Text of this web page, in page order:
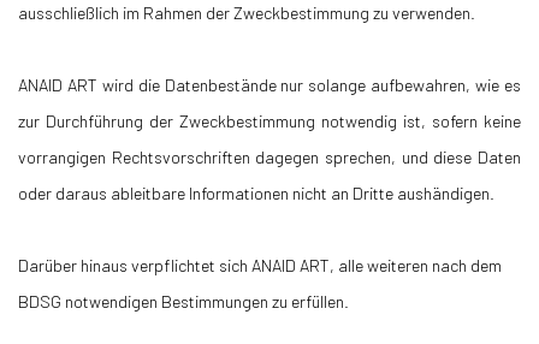
ausschließlich im Rahmen der Zweckbestimmung zu verwenden.
ANAID ART wird die Datenbestände nur solange aufbewahren, wie es
zur Durchführung der Zweckbestimmung notwendig ist, sofern keine
vorrangigen Rechtsvorschriften dagegen sprechen, und diese Daten
oder daraus ableitbare Informationen nicht an Dritte aushändigen.
Darüber hinaus verpflichtet sich ANAID ART, alle weiteren nach dem
BDSG notwendigen Bestimmungen zu erfüllen.